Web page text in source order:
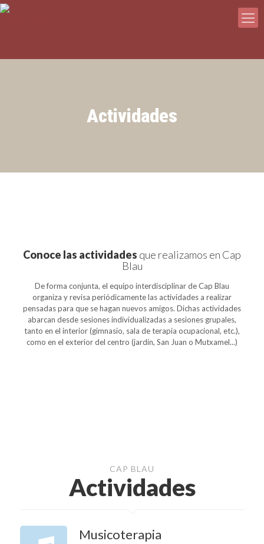
Actividades
Conoce las actividades que realizamos en Cap
Blau
De forma conjunta, el equipo interdisciplinar de Cap Blau
organiza y revisa periódicamente las actividades a realizar
pensadas para que se hagan nuevos amigos. Dichas actividades
abarcan desde sesiones individualizadas a sesiones grupales,
tanto en el interior (gimnasio, sala de terapia ocupacional, etc.),
como en el exterior del centro (jardín, San Juan o Mutxamel...)
CAP BLAU
Actividades
Musicoterapia